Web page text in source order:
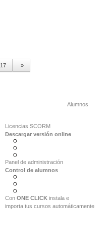
17 »
Alumnos
Licencias SCORM
Descargar versión online
Panel de administración
Control de alumnos
ConONE CLICK instala e
importa tus cursos automáticamente